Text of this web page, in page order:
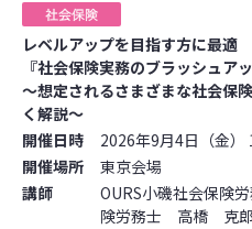
レベルアップを目指す方に最適
『社会保険実務のブラッシュア
～想定されるさまざまな社会保
く解説～
開催日時
2026年9月4日（金）
開催場所
東京会場
講師
OURS小磯社会保険
険労務士 高橋 克